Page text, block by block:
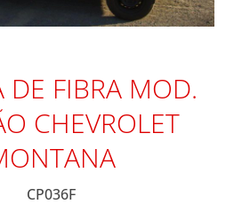
DE FIBRA MOD.
CHEVROLET
CP036F